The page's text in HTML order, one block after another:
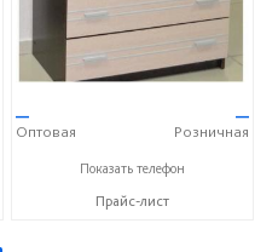
—
Оптовая
—
Розничная
+7 (8432) 59-49-97
Показать телефон
Прайс-лист